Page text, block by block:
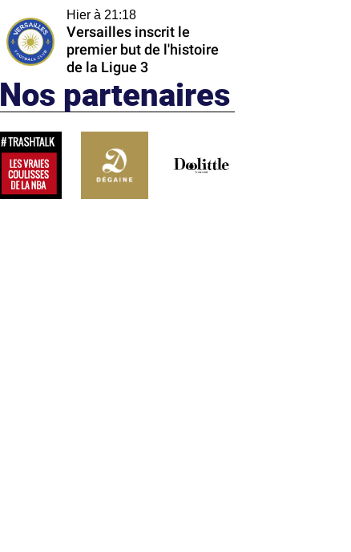
Hier à 21:18
Versailles inscrit le
premier but de l'histoire
de la Ligue 3
Nos partenaires